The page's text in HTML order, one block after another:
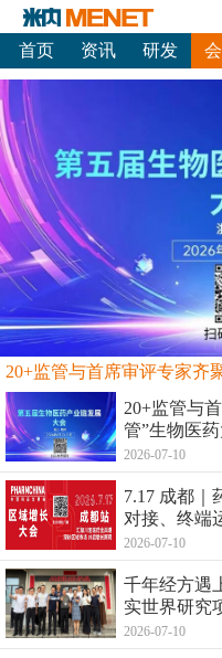
首页 资讯 研发
20+监管与
管”生物医药
2026-07-10
7.17 成都｜
对接、终端
2026-07-10
千年经方遇
实世界研究
2026-07-10